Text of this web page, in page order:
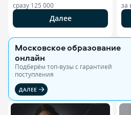
сразу 125 000
Далее
за
Московское образование
онлайн
Подберём топ-вузы c гарантией
поступления
ДАЛЕЕ